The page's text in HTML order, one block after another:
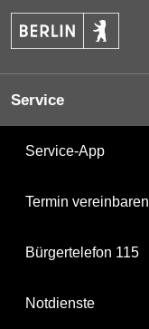
Service
Service-App
Termin vereinbaren
Bürgertelefon 115
Notdienste